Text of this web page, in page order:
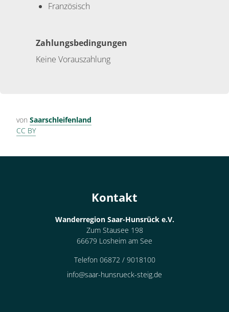
Französisch
Zahlungsbedingungen
Keine Vorauszahlung
von Saarschleifenland
CC BY
Kontakt
Wanderregion Saar-Hunsrück e.V.
Zum Stausee 198
66679 Losheim am See
Telefon 06872 / 9018100
info@saar-hunsrueck-steig.de